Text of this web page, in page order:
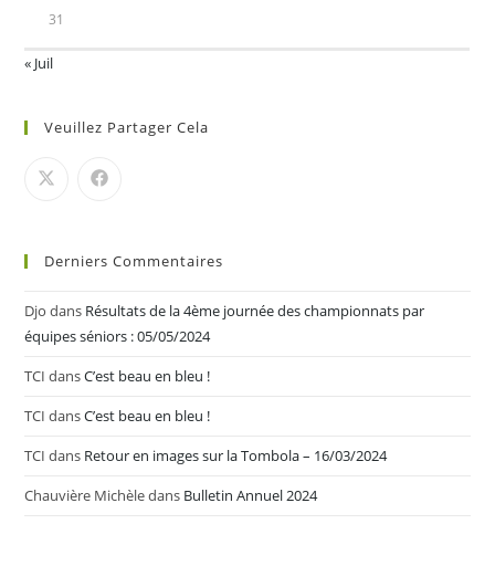
31
« Juil
Veuillez Partager Cela
Derniers Commentaires
Djo dans Résultats de la 4ème journée des championnats par
équipes séniors : 05/05/2024
TCI dansC’est beau en bleu !
TCI dansC’est beau en bleu !
TCI dans Retour en images sur la Tombola – 16/03/2024
Chauvière Michèledans Bulletin Annuel 2024